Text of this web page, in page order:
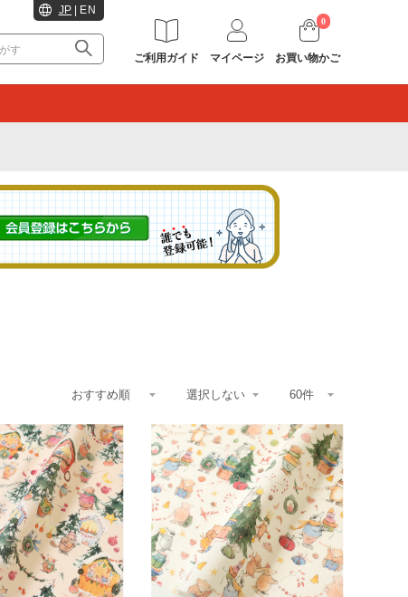
JP EN
ご利用ガイド マイページ
0
お買い物かご